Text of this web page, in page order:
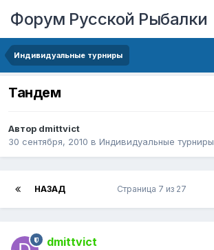
Форум Русской Рыбалки
Индивидуальные турниры
Тандем
Автор dmittvict
30 сентября, 2010 в Индивидуальные турниры
НАЗАД Страница 7 из 27
dmittvict